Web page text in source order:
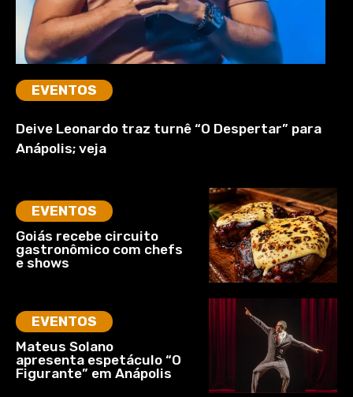
EVENTOS
Deive Leonardo traz turnê “O Despertar” para
Anápolis; veja
EVENTOS
Goiás recebe circuito
gastronômico com chefs
e shows
EVENTOS
Mateus Solano
apresenta espetáculo “O
Figurante” em Anápolis